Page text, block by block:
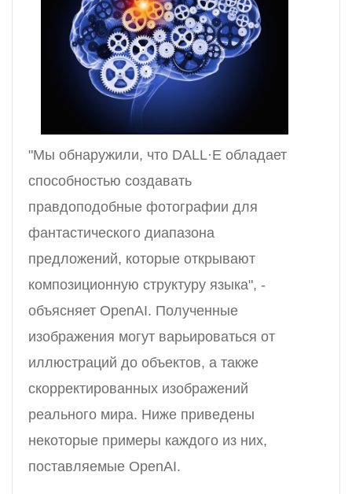
"Мы обнаружили, что DALL·E обладает
способностью создавать
правдоподобные фотографии для
фантастического диапазона
предложений, которые открывают
композиционную структуру языка", -
объясняет OpenAI. Полученные
изображения могут варьироваться от
иллюстраций до объектов, а также
скорректированных изображений
реального мира. Ниже приведены
некоторые примеры каждого из них,
поставляемые OpenAI.